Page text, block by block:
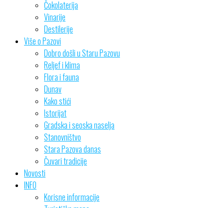
Čokolaterija
Vinarije
Destilerije
Više o Pazovi
Dobro došli u Staru Pazovu
Reljef i klima
Flora i fauna
Dunav
Kako stići
Istorijat
Gradska i seoska naselja
Stanovništvo
Stara Pazova danas
Čuvari tradicije
Novosti
INFO
Korisne informacije